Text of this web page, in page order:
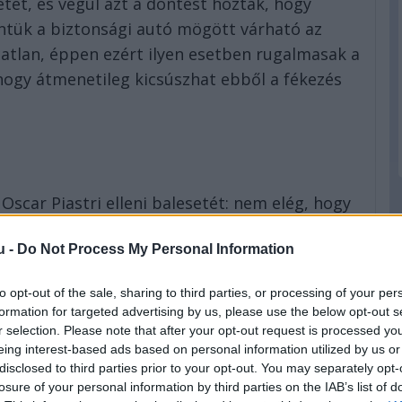
- Do Not Process My Personal Information
opt-out of the sale, sharing to third parties, or processing of your
for targeted advertising by us, please use the below opt-out
selection. Please note that after your opt-out request is processed
interest-based ads based on personal information utilized by us
to third parties prior to your opt-out. You may separately
of your personal information by third parties on the IAB’s list of
a biztonsági autó mögött várható az
éppen ezért ilyen esetben rugalmasak a
átmenetileg kicsúszhat ebből a fékezés
Piastri elleni balesetét: nem elég, hogy
(!) büntetést is kapott emiatt.
ami egyáltalán nem befolyásolt
futam kapcsán.
Ocont felmentették a „fékteszt”